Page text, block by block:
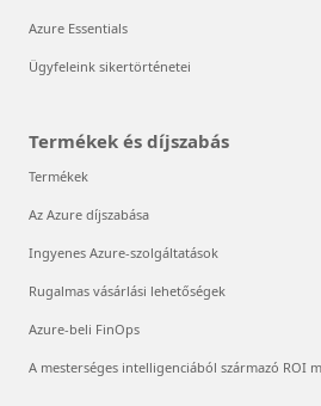
Azure Essentials
Ügyfeleink sikertörténetei
Termékek és díjszabás
Termékek
Az Azure díjszabása
Ingyenes Azure-szolgáltatások
Rugalmas vásárlási lehetőségek
Azure-beli FinOps
A mesterséges intelligenciából származó ROI